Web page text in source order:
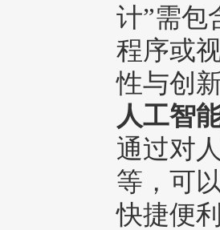
计”需包
程序或
性与创新
人工智
通过对
等，可
快捷便